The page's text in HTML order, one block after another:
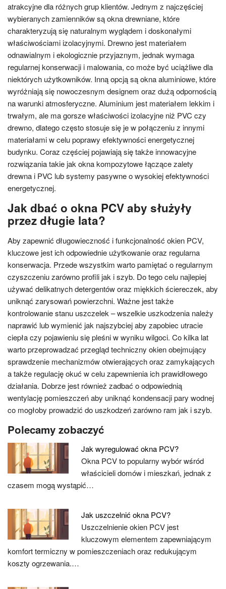
atrakcyjne dla różnych grup klientów. Jednym z najczęściej
wybieranych zamienników są okna drewniane, które
charakteryzują się naturalnym wyglądem i doskonałymi
właściwościami izolacyjnymi. Drewno jest materiałem
odnawialnym i ekologicznie przyjaznym, jednak wymaga
regularnej konserwacji i malowania, co może być uciążliwe dla
niektórych użytkowników. Inną opcją są okna aluminiowe, które
wyróżniają się nowoczesnym designem oraz dużą odpornością
na warunki atmosferyczne. Aluminium jest materiałem lekkim i
trwałym, ale ma gorsze właściwości izolacyjne niż PVC czy
drewno, dlatego często stosuje się je w połączeniu z innymi
materiałami w celu poprawy efektywności energetycznej
budynku. Coraz częściej pojawiają się także innowacyjne
rozwiązania takie jak okna kompozytowe łączące zalety
drewna i PVC lub systemy pasywne o wysokiej efektywności
energetycznej.
Jak dbać o okna PCV aby służyły
przez długie lata?
Aby zapewnić długowieczność i funkcjonalność okien PCV,
kluczowe jest ich odpowiednie użytkowanie oraz regularna
konserwacja. Przede wszystkim warto pamiętać o regularnym
czyszczeniu zarówno profili jak i szyb. Do tego celu najlepiej
używać delikatnych detergentów oraz miękkich ściereczek, aby
uniknąć zarysowań powierzchni. Ważne jest także
kontrolowanie stanu uszczelek – wszelkie uszkodzenia należy
naprawić lub wymienić jak najszybciej aby zapobiec utracie
ciepła czy pojawieniu się pleśni w wyniku wilgoci. Co kilka lat
warto przeprowadzać przegląd techniczny okien obejmujący
sprawdzenie mechanizmów otwierających oraz zamykających
a także regulację okuć w celu zapewnienia ich prawidłowego
działania. Dobrze jest również zadbać o odpowiednią
wentylację pomieszczeń aby uniknąć kondensacji pary wodnej
co mogłoby prowadzić do uszkodzeń zarówno ram jak i szyb.
Polecamy zobaczyć
Jak wyregulować okna PCV?
Okna PCV to popularny wybór wśród
właścicieli domów i mieszkań, jednak z
czasem mogą wystąpić…
Jak uszczelnić okna PCV?
Uszczelnienie okien PCV jest
kluczowym elementem zapewniającym
komfort termiczny w pomieszczeniach oraz redukującym
koszty ogrzewania.…